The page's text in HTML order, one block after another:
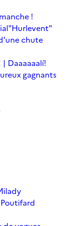
!
"Hurlevent"
chute
| Daaaaaalí!
gagnants